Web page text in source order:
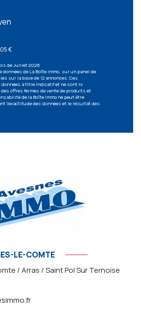
€
de Juillet 2026
données de La Boîte Immo, sur un panel de
sur la base de 12 annonces. Ces
à titre indicatif et ne sont ni
offres fermes de vente de produits et
de la Boîte Immo ne peut être
l'exactitude des données et le résultat des
LE-COMTE
/ Arras / Saint Pol Sur Ternoise